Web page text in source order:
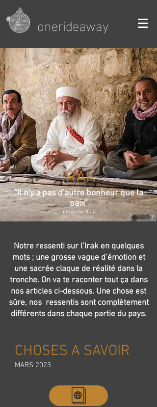
onerideaway
IRAK
"Il n'y a pas d'autre bonheur que la
paix"
proverbe thaï
Notre ressenti sur l’Irak en quelques
mots ; une grosse vague d’émotion et
une sacrée claque de réalité dans la
tronche. On va te raconter tout ça dans
nos articles ci-dessous. Une chose est
sûre, nos ressentis sont complètement
différents dans chaque partie du pays.
CHOSES A SAVOIR
MARS 2023